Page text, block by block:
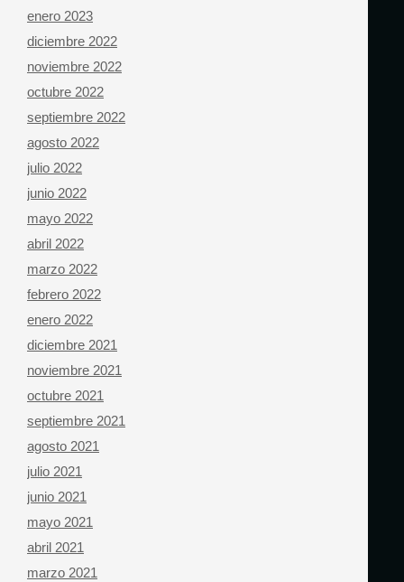
enero 2023
diciembre 2022
noviembre 2022
octubre 2022
septiembre 2022
agosto 2022
julio 2022
junio 2022
mayo 2022
abril 2022
marzo 2022
febrero 2022
enero 2022
diciembre 2021
noviembre 2021
octubre 2021
septiembre 2021
agosto 2021
julio 2021
junio 2021
mayo 2021
abril 2021
marzo 2021